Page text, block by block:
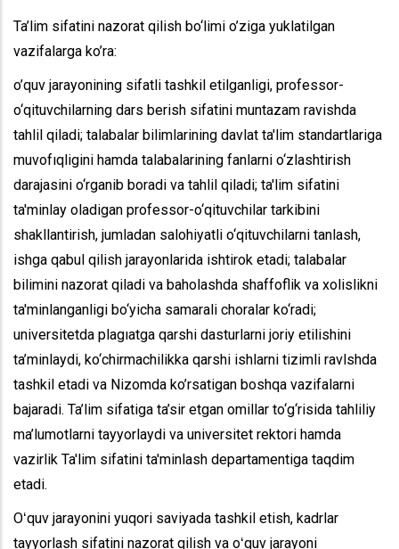
Ta’lim sifatini nazorat qilish bo‘limi o’ziga yuklatilgan
vazifalarga ko’ra:
o’quv jarayonining sifatli tashkil etilganligi, professor-
o‘qituvchilarning dars berish sifatini muntazam ravishda
tahlil qiladi; talabalar bilimlarining davlat ta'lim standartlariga
muvofıqligini hamda talabalarining fanlarni o‘zlashtirish
darajasini o‘rganib boradi va tahlil qiladi; ta'lim sifatini
ta'minlay oladigan professor-o‘qituvchilar tarkibini
shakllantirish, jumladan salohiyatli o‘qituvchilarni tanlash,
ishga qabul qilish jarayonlarida ishtirok etadi; talabalar
bilimini nazorat qiladi va baholashda shaffoflik va xolislikni
ta'minlanganligi bo‘yicha samarali choralar ko‘radi;
universitetda plagıatga qarshi dasturlarni joriy etilishini
ta’minlaydi, ko‘chirmachilikka qarshi ishlarni tizimli ravlshda
tashkil etadi va Nizomda ko’rsatigan boshqa vazifalarni
bajaradi. Ta’lim sifatiga ta’sir etgan omillar to‘g‘risida tahliliy
ma’lumotlarni tayyorlaydi va universitet rektori hamda
vazirlik Ta'lim sifatini ta'minlash departamentiga taqdim
etadi.
Oʻquv jarayonini yuqori saviyada tashkil etish, kadrlar
tayyorlash sifatini nazorat qilish va oʻquv jarayoni